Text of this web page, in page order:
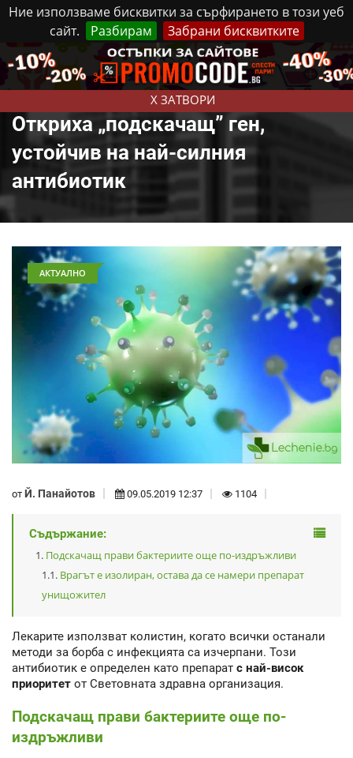
Ние използваме бисквитки за сърфирането в този уеб
сайт.
Разбирам Забрани бисквитките
X ЗАТВОРИ
Четвъртък, 6 Август, 2026 Реклама Контакти
Откриха „подскачащ” ген,
устойчив на най-силния
антибиотик
АКТУАЛНО
от Й. Панайотов 09.05.2019 12:37 1104
Съдържание:
Подскачащ прави бактериите още по-издръжливи
Врагът е изолиран, остава да се намери препарат
унищожител
Лекарите използват колистин, когато всички останали
методи за борба с инфекцията са изчерпани. Този
антибиотик е определен като препарат с най-висок
приоритет от Световната здравна организация.
Подскачащ прави бактериите още по-
издръжливи